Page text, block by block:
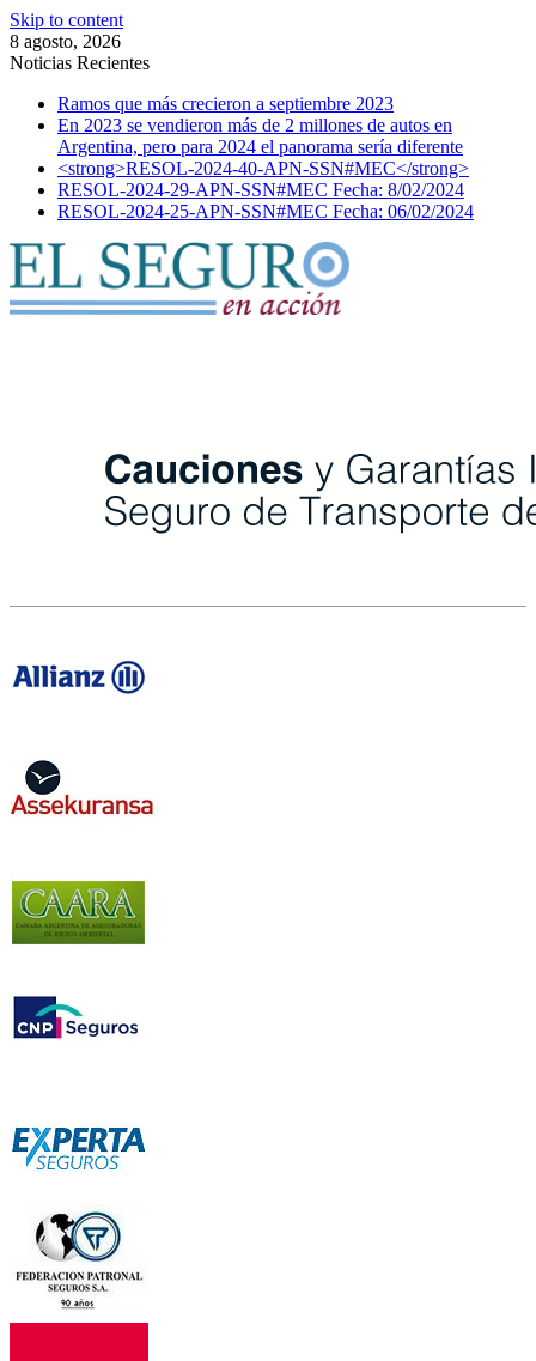
Skip to content
8 agosto, 2026
Noticias Recientes
Ramos que más crecieron a septiembre 2023
En 2023 se vendieron más de 2 millones de autos en
Argentina, pero para 2024 el panorama sería diferente
<strong>RESOL-2024-40-APN-SSN#MEC</strong>
RESOL-2024-29-APN-SSN#MEC Fecha: 8/02/2024
RESOL-2024-25-APN-SSN#MEC Fecha: 06/02/2024